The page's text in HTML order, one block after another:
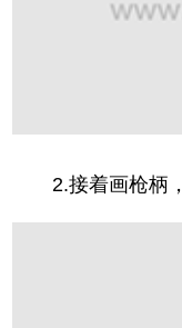
2.接着画枪柄，